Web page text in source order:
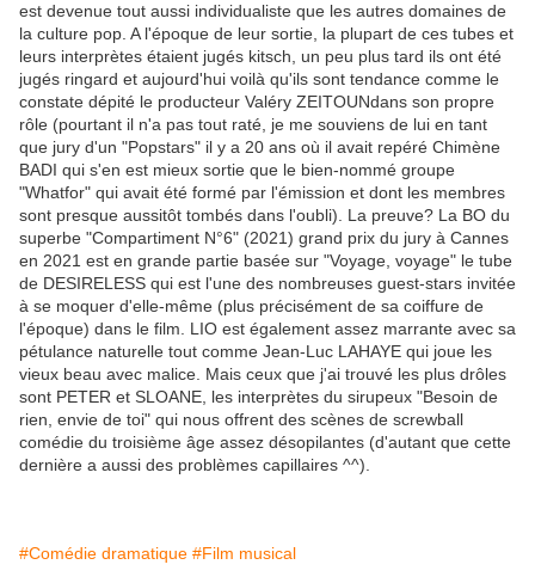
est devenue tout aussi individualiste que les autres domaines de
la culture pop. A l'époque de leur sortie, la plupart de ces tubes et
leurs interprètes étaient jugés kitsch, un peu plus tard ils ont été
jugés ringard et aujourd'hui voilà qu'ils sont tendance comme le
constate dépité le producteur Valéry ZEITOUNdans son propre
rôle (pourtant il n'a pas tout raté, je me souviens de lui en tant
que jury d'un "Popstars" il y a 20 ans où il avait repéré Chimène
BADI qui s'en est mieux sortie que le bien-nommé groupe
"Whatfor" qui avait été formé par l'émission et dont les membres
sont presque aussitôt tombés dans l'oubli). La preuve? La BO du
superbe "Compartiment N°6" (2021) grand prix du jury à Cannes
en 2021 est en grande partie basée sur "Voyage, voyage" le tube
de DESIRELESS qui est l'une des nombreuses guest-stars invitée
à se moquer d'elle-même (plus précisément de sa coiffure de
l'époque) dans le film. LIO est également assez marrante avec sa
pétulance naturelle tout comme Jean-Luc LAHAYE qui joue les
vieux beau avec malice. Mais ceux que j'ai trouvé les plus drôles
sont PETER et SLOANE, les interprètes du sirupeux "Besoin de
rien, envie de toi" qui nous offrent des scènes de screwball
comédie du troisième âge assez désopilantes (d'autant que cette
dernière a aussi des problèmes capillaires ^^).
#Comédie dramatique #Film musical